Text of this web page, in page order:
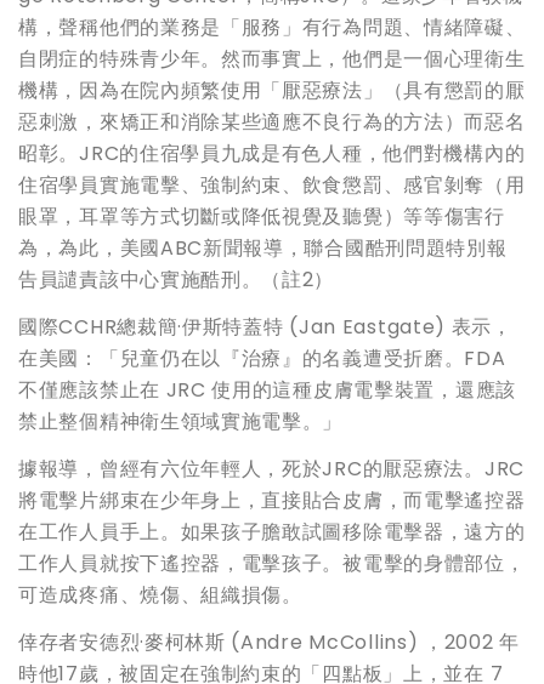
構，聲稱他們的業務是「服務」有行為問題、情緒障礙、
自閉症的特殊青少年。然而事實上，他們是一個心理衛生
機構，因為在院內頻繁使用「厭惡療法」（具有懲罰的厭
惡刺激，來矯正和消除某些適應不良行為的方法）而惡名
昭彰。JRC的住宿學員九成是有色人種，他們對機構內的
住宿學員實施電擊、強制約束、飲食懲罰、感官剝奪（用
眼罩，耳罩等方式切斷或降低視覺及聽覺）等等傷害行
為，為此，美國ABC新聞報導，聯合國酷刑問題特別報
告員譴責該中心實施酷刑。（註2）
國際CCHR總裁簡·伊斯特蓋特 (Jan Eastgate) 表示，
在美國：「兒童仍在以『治療』的名義遭受折磨。FDA
不僅應該禁止在 JRC 使用的這種皮膚電擊裝置，還應該
禁止整個精神衛生領域實施電擊。」
據報導，曾經有六位年輕人，死於JRC的厭惡療法。JRC
將電擊片綁束在少年身上，直接貼合皮膚，而電擊遙控器
在工作人員手上。如果孩子膽敢試圖移除電擊器，遠方的
工作人員就按下遙控器，電擊孩子。被電擊的身體部位，
可造成疼痛、燒傷、組織損傷。
倖存者安德烈·麥柯林斯 (Andre McCollins) ，2002 年
時他17歲，被固定在強制約束的「四點板」上，並在 7